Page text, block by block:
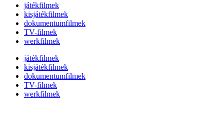
játékfilmek
kisjátékfilmek
dokumentumfilmek
TV-filmek
werkfilmek
játékfilmek
kisjátékfilmek
dokumentumfilmek
TV-filmek
werkfilmek